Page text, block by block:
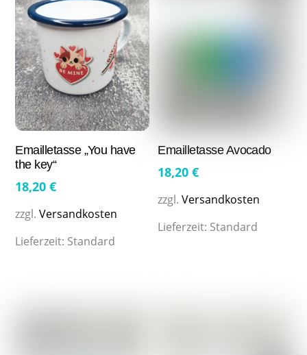
Emailletasse „You have
the key“
18,20€
zzgl.Versandkosten
Lieferzeit: Standard
Emailletasse Avocado
18,20€
zzgl.Versandkosten
Lieferzeit: Standard